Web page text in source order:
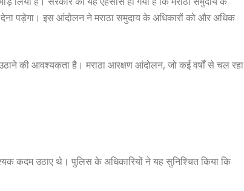
पड़ेगा। इस आंदोलन ने मराठा समुदाय के अधिकारों को और अधिक
की आवश्यकता है। मराठा आरक्षण आंदोलन, जो कई वर्षों से चल रहा
कदम उठाए थे। पुलिस के अधिकारियों ने यह सुनिश्चित किया कि